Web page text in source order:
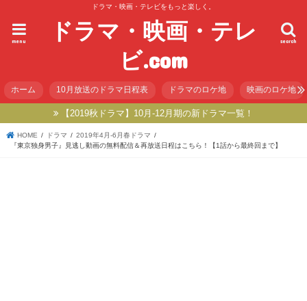
ドラマ・映画・テレビをもっと楽しく。
ドラマ・映画・テレ
ビ.com
search
menu
ホーム 10月放送のドラマ日程表 ドラマのロケ地 映画のロケ地
【2019秋ドラマ】10月-12月期の新ドラマ一覧！
HOME ドラマ
2019年4月-6月春ドラマ
『東京独身男子』見逃し動画の無料配信＆再放送日程はこちら！【1話から最終回まで】